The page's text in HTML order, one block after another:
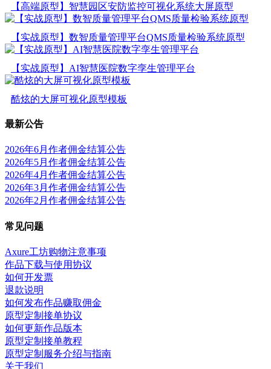
【高端原型】智慧园区安防监控可视化系统大屏原型
【实战原型】数智质量管理平台QMS质量检验系统原型
【实战原型】AI智慧医院数字孪生管理平台
酷炫的大屏可视化原型模板
最新公告
2026年6月作者佣金结算公告
2026年5月作者佣金结算公告
2026年4月作者佣金结算公告
2026年3月作者佣金结算公告
2026年2月作者佣金结算公告
常见问题
Axure工坊购物注意事项
作品下载与使用协议
如何开发票
退款说明
如何发布作品赚取佣金
原型定制接单协议
如何更新作品版本
原型定制接单教程
原型定制服务介绍与指南
关于我们